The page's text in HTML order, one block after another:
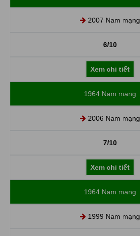
2007 Nam mạng
6/10
Xem chi tiết
1964 Nam mạng
2006 Nam mạng
7/10
Xem chi tiết
1964 Nam mạng
1999 Nam mạng